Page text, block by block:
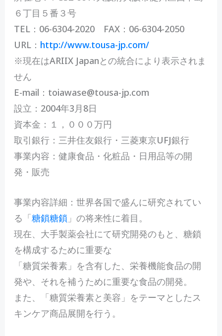
６丁目５番３号
TEL：06-6304-2020 FAX：06-6304-2050
URL： http://www.tousa-jp.com/
※現在はARIIX Japanとの統合により表示されま
せん
E-mail：toiawase@tousa-jp.com
設立：2004年3月8日
資本金：１，０００万円
取引銀行：三井住友銀行・三菱東京UFJ銀行
事業内容：健康食品・化粧品・日用品等の開
発・販売
事業内容詳細：世界各国で盛んに研究されてい
る「糖鎖糖鎖 」の将来性に着目。
現在、大手製薬会社にて研究開発のもと、糖鎖
を構成するために重要な
「糖質栄養素」を含有した、栄養機能食品の開
発や、それを補うために重要な食品の開発。
また、「糖質栄養素と美容」をテーマとしたス
キンケア商品展開を行う。